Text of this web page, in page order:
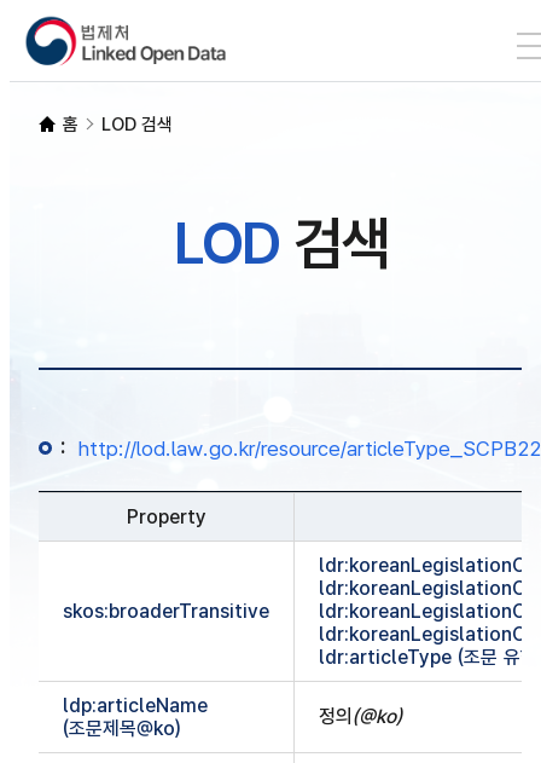
LOD 검색
홈 LOD 검색
LOD검색
: http://lod.law.go.kr/resource/
Property
skos:broaderTransitive
ldr:articleType (조문 유형
ldp:articleName
(조문제목@ko)
정의 (@ko)